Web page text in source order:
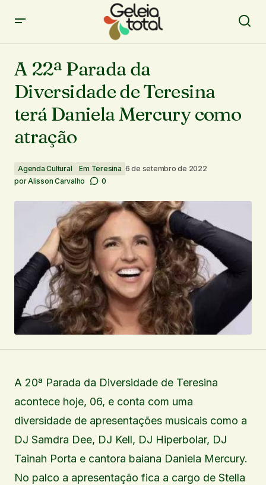
Mercury como atração
A 22ª Parada da
Diversidade de Teresina
terá Daniela Mercury como
atração
Agenda Cultural Em Teresina 6 de setembro de 2022
porAlisson Carvalho 0
A 20ª Parada da Diversidade de Teresina
acontece hoje, 06, e conta com uma
diversidade de apresentações musicais como a
DJ Samdra Dee, DJ Kell, DJ Hiperbolar, DJ
Tainah Porta e cantora baiana Daniela Mercury.
No palco a apresentação fica a cargo de Stella